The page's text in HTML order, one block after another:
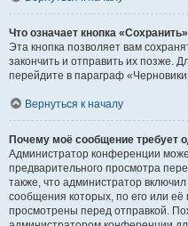
Что означает кнопка
Эта кнопка позволяет вам
закончить и отправить их позже.
перейдите в параграф
Вернуться к началу
Почему моё сообщение требует
Администратор конференции
предварительного просмотра
также, что администратор
сообщения которых, по его или
просмотрены перед отправкой.